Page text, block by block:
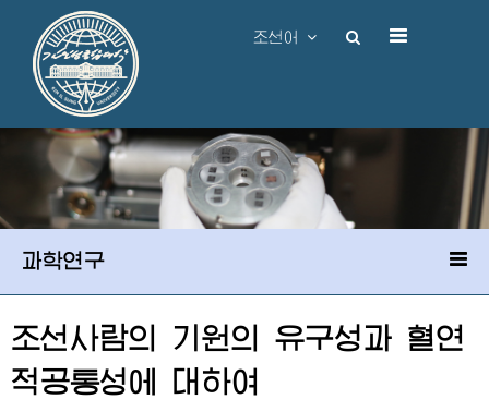
조선어
과학연구
조선사람의 기원의 유구성과 혈연
적공통성에 대하여